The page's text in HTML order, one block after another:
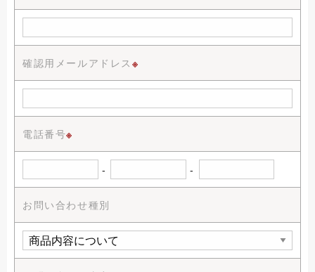
確認用メールアドレス ※
電話番号※
- -
お問い合わせ種別